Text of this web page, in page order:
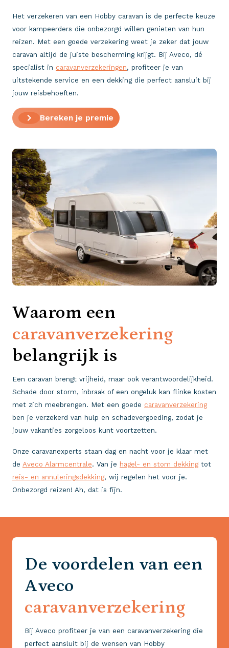
Het verzekeren van een Hobby caravan is de perfecte keuze
voor kampeerders die onbezorgd willen genieten van hun
reizen. Met een goede verzekering weet je zeker dat jouw
caravan altijd de juiste bescherming krijgt. Bij Aveco, dé
specialist in caravanverzekeringen, profiteer je van
uitstekende service en een dekking die perfect aansluit bij
jouw reisbehoeften.
Bereken je premie
Waarom een
caravanverzekering
belangrijk is
Een caravan brengt vrijheid, maar ook verantwoordelijkheid.
Schade door storm, inbraak of een ongeluk kan flinke kosten
met zich meebrengen. Met een goede caravanverzekering
ben je verzekerd van hulp en schadevergoeding, zodat je
jouw vakanties zorgeloos kunt voortzetten.
Onze caravanexperts staan dag en nacht voor je klaar met
de Aveco Alarmcentrale. Van je hagel- en stom dekking tot
reis- en annuleringsdekking, wij regelen het voor je.
Onbezorgd reizen! Ah, dat is fijn.
De voordelen van een
Aveco
caravanverzekering
Bij Aveco profiteer je van een caravanverzekering die
perfect aansluit bij de wensen van Hobby